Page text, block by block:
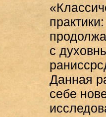
с
Данная
себе